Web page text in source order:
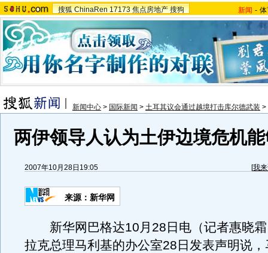
搜狐 ChinaRen 17173 焦点房地产 搜狗 新闻 -
新闻中心 > 国际新闻 > 土耳其议会通过越境打击库尔德武装 >
两伊领导人认为土伊边境危机
2007年10月28日19:05 [我
来源：新华网
新华网巴格达10月28日电（记者惠晓
拉克总理马利基的办公室28日发表声明说